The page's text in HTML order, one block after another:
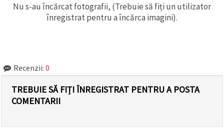
Nu s-au încărcat fotografii, (Trebuie să fiți un utilizator
înregistrat pentru a încărca imagini).
Recenzii: 0
TREBUIE SĂ FIȚI ÎNREGISTRAT PENTRU A POSTA
COMENTARII